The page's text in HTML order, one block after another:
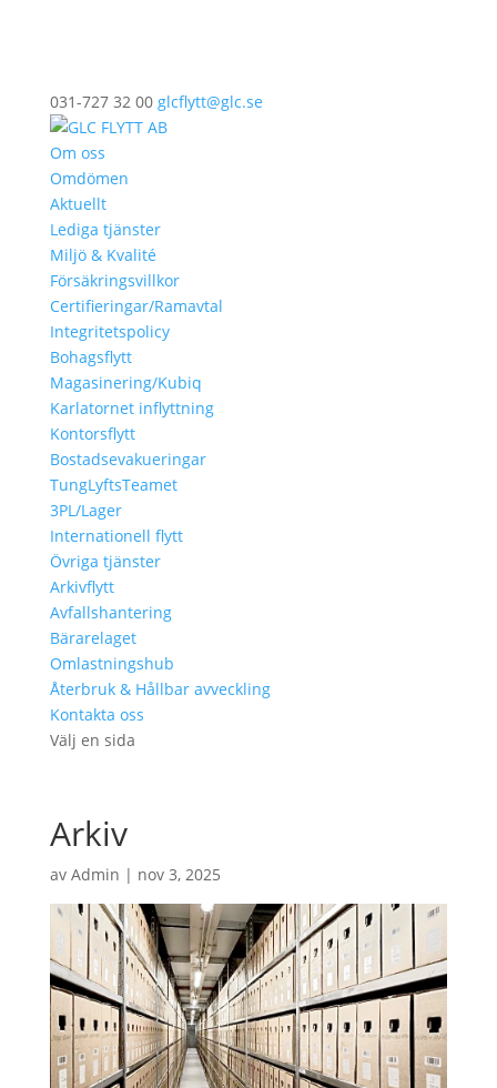
031-727 32 00 glcflytt@glc.se
Om oss
Omdömen
Aktuellt
Lediga tjänster
Miljö & Kvalité
Försäkringsvillkor
Certifieringar/Ramavtal
Integritetspolicy
Bohagsflytt
Magasinering/Kubiq
Karlatornet inflyttning
Kontorsflytt
Bostadsevakueringar
TungLyftsTeamet
3PL/Lager
Internationell flytt
Övriga tjänster
Arkivflytt
Avfallshantering
Bärarelaget
Omlastningshub
Återbruk & Hållbar avveckling
Kontakta oss
Välj en sida
Arkiv
av Admin | nov 3, 2025